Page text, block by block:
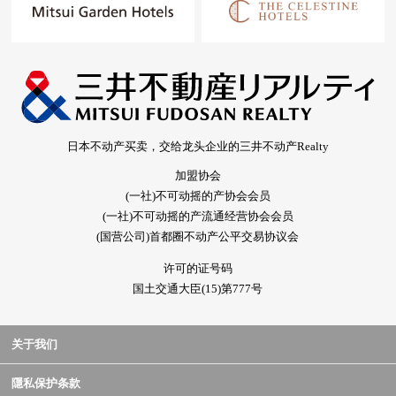
日本不动产买卖，交给龙头企业的三井不动产Realty
加盟协会
(一社)不可动摇的产协会会员
(一社)不可动摇的产流通经营协会会员
(国营公司)首都圈不动产公平交易协议会
许可的证号码
国土交通大臣(15)第777号
关于我们
隱私保护条款